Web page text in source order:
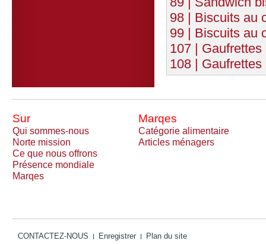
98 | Biscuits au
99 | Biscuits au
107 |
108 |
Sur Marqes
Qui sommes-nous
Catégorie alimentaire
Norte mission
Articles ménagers
Ce que nous offrons
Présence mondiale
Marqes
CONTACTEZ-NOUS Enregistrer Plan du site